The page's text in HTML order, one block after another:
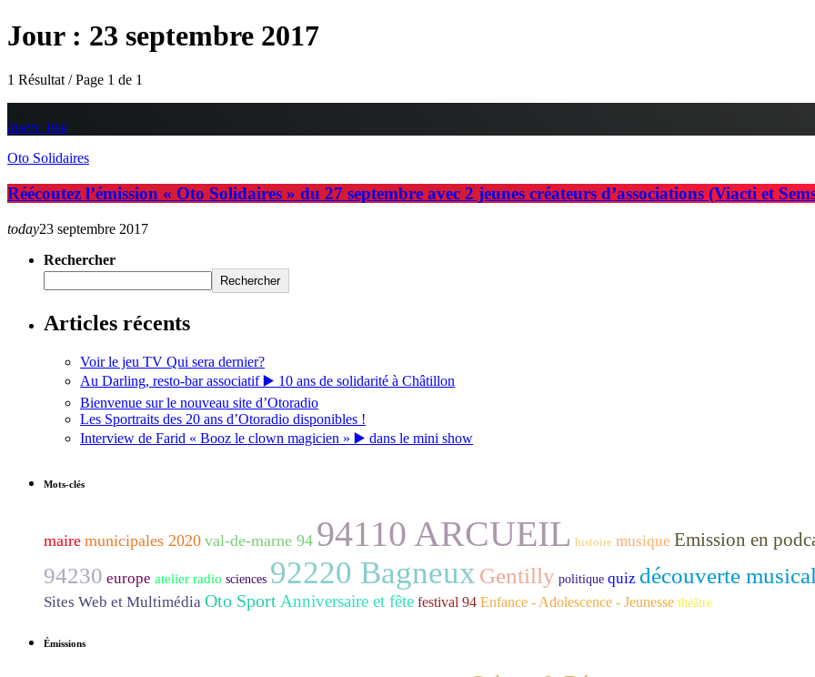
Jour : 23 septembre 2017
1 Résultat / Page 1 de 1
insert_link
Oto Solidaires
Réécoutez l’émission « Oto Solidaires » du 27 septembre avec 2 jeunes créateurs d’associations (Viacti et
today23 septembre 2017
Rechercher
Rechercher
Articles récents
Voir le jeu TV Qui sera dernier?
Au Darling, resto-bar associatif ▶️ 10 ans de solidarité à Châtillon
Bienvenue sur le nouveau site d’Otoradio
Les Sportraits des 20 ans d’Otoradio disponibles !
Interview de Farid « Booz le clown magicien » ▶️ dans le mini show
Mots-clés
maire municipales 2020 val-de-marne 94 94110 ARCUEIL histoire musique Emission en
94230 europe atelier radio sciences 92220 Bagneux Gentilly politique quiz découverte
Sites Web et Multimédia Oto Sport Anniversaire et fête festival 94 Enfance - Adolescence - Jeunesse théâtre
Émissions